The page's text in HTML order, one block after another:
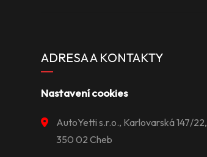
ADRESA A KONTAKTY
Nastavení cookies
AutoYetti s.r.o., Karlovarská 147/22,
350 02 Cheb